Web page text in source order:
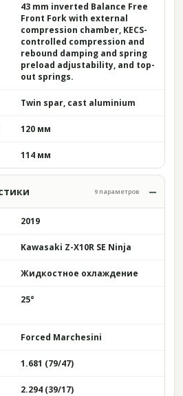
43 mm inverted Balance Free
Front Fork with external
compression chamber, KECS-
controlled compression and
rebound damping and spring
preload adjustability, and top-
out springs.
Twin spar, cast aluminium
120 мм
114 мм
9 параметров
2019
Kawasaki Z-X10R SE Ninja
Жидкостное охлаждение
25°
Forced Marchesini
1.681 (79/47)
2.294 (39/17)